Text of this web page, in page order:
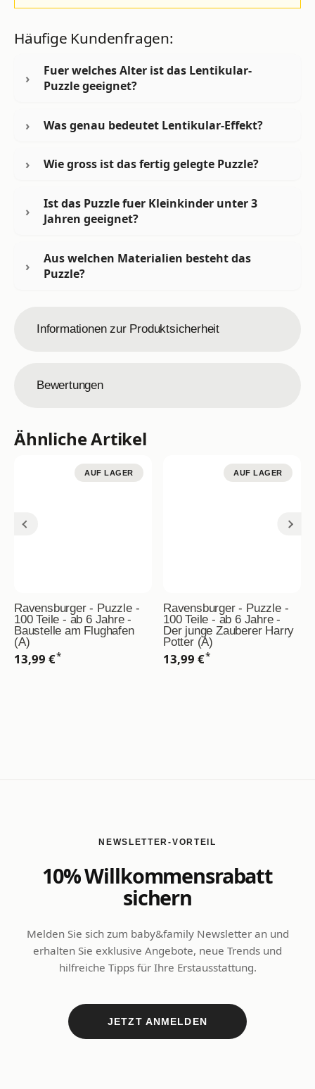
Häufige Kundenfragen:
Fuer welches Alter ist das Lentikular-
Puzzle geeignet?
Was genau bedeutet Lentikular-Effekt?
Wie gross ist das fertig gelegte Puzzle?
Ist das Puzzle fuer Kleinkinder unter 3
Jahren geeignet?
Aus welchen Materialien besteht das
Puzzle?
Informationen zur Produktsicherheit
Bewertungen
Ähnliche Artikel
AUF LAGER
Ravensburger - Puzzle -
100 Teile - ab 6 Jahre -
Baustelle am Flughafen
(A)
13,99 €*
AUF LAGER
Ravensburger - Puzzle -
100 Teile - ab 6 Jahre -
Der junge Zauberer Harry
Potter (A)
13,99 €*
NEWSLETTER-VORTEIL
10% Willkommensrabatt
sichern
Melden Sie sich zum baby&family Newsletter an und
erhalten Sie exklusive Angebote, neue Trends und
hilfreiche Tipps für Ihre Erstausstattung.
JETZT ANMELDEN